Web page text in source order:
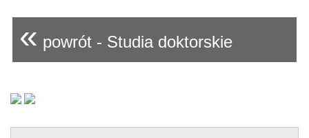
« powrót - Studia doktorskie